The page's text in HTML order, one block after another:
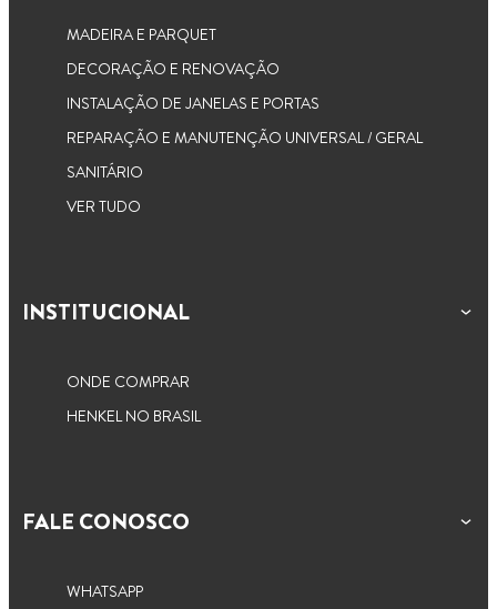
MADEIRA E PARQUET
DECORAÇÃO E RENOVAÇÃO
INSTALAÇÃO DE JANELAS E PORTAS
REPARAÇÃO E MANUTENÇÃO UNIVERSAL / GERAL
SANITÁRIO
VER TUDO
INSTITUCIONAL
ONDE COMPRAR
HENKEL NO BRASIL
FALE CONOSCO
WHATSAPP